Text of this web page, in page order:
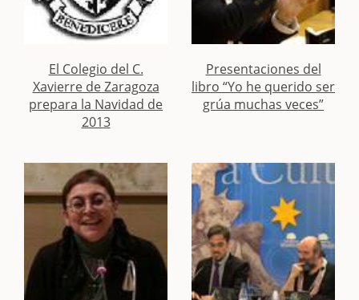
El Colegio del C.
Xavierre de Zaragoza
prepara la Navidad de
2013
Presentaciones del
libro “Yo he querido ser
grúa muchas veces”